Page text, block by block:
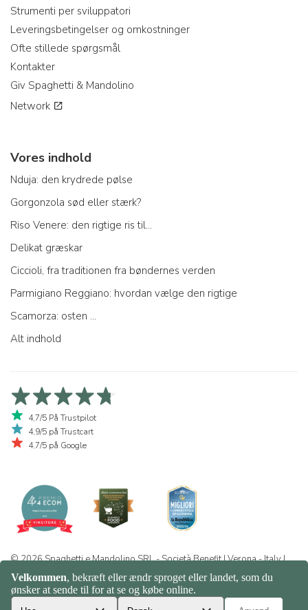
Strumenti per sviluppatori
Leveringsbetingelser og omkostninger
Ofte stillede spørgsmål
Kontakter
Giv Spaghetti & Mandolino
Network
Vores indhold
Nduja: den krydrede pølse
Gorgonzola sød eller stærk?
Riso Venere: den rigtige ris til...
Delikat græskar
Ciccioli, fra traditionen fra bøndernes verden
Parmigiano Reggiano: hvordan vælge den rigtige
Scamorza: osten ...
Alt indhold
4,7/5 På Trustpilot
4,9/5 på Trustcart
4,7/5 på Google
© 2026 Spaghetti e Mandolino SRL - Società Benefit | Verona - Italy |
+39 351 865 9444 | P.I. IT04913730232 | Certificazione BIO: IT-BIO-
016.380-0110744.2026.001 | REA VR-455804 |Privatlivs- og
cookiepolitik|Sitemap